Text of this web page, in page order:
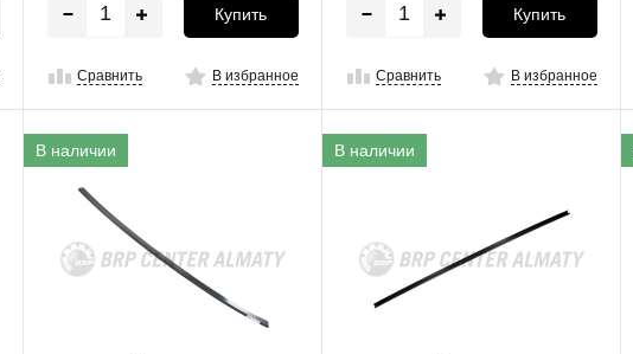
Купить
Сравнить В избранное
Купить
Сравнить В избранное
В наличии В наличии